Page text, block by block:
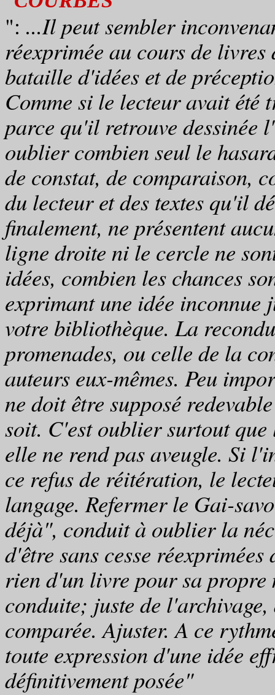
": ...Il peut sembler
réexprimée au cours de
bataille d'idées et de
Comme si le lecteur avait été
parce qu'il retrouve dessinée
oublier combien seul le
de constat, de comparaison,
du lecteur et des textes qu'il
finalement, ne présentent
ligne droite ni le cercle ne
idées, combien les chances
exprimant une idée inconnue
votre bibliothèque. La
promenades, ou celle de la
auteurs eux-mêmes. Peu
ne doit être supposé
soit. C'est oublier surtout
elle ne rend pas aveugle. Si
ce refus de réitération, le
langage. Refermer le Gai-
déjà", conduit à oublier la
d'être sans cesse
rien d'un livre pour sa propre
conduite; juste de
comparée. Ajuster. A ce
toute expression d'une idée
définitivement posée"